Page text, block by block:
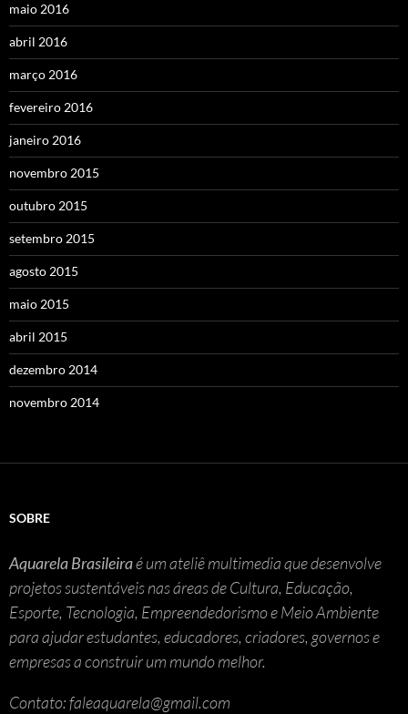
maio 2016
abril 2016
março 2016
fevereiro 2016
janeiro 2016
novembro 2015
outubro 2015
setembro 2015
agosto 2015
maio 2015
abril 2015
dezembro 2014
novembro 2014
SOBRE
Aquarela Brasileiraé um ateliê multimedia que desenvolve
projetos sustentáveis nas áreas de Cultura, Educação,
Esporte, Tecnologia, Empreendedorismo e Meio Ambiente
para ajudar estudantes, educadores, criadores, governos e
empresas a construir um mundo melhor.
Contato: faleaquarela@gmail.com